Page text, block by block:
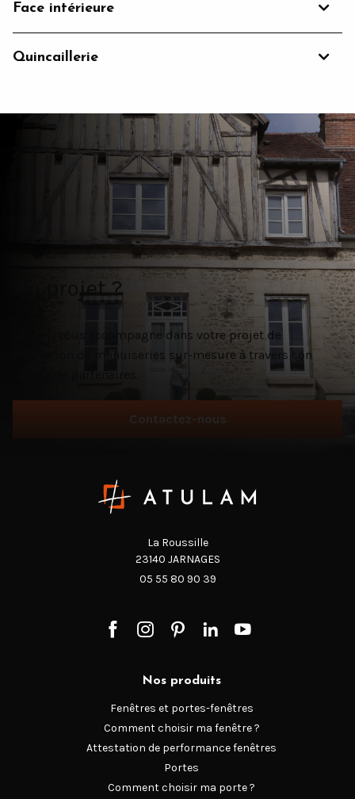
Face intérieure
Quincaillerie
Un projet ?
Atulam vous accompagne dans votre projet de
rénovation de menuiseries sur-mesure à travers son
Contactez-nous
La Roussille
23140 JARNAGES
05 55 80 90 39
Nos produits
Fenêtres et portes-fenêtres
Comment choisir ma fenêtre ?
Attestation de performance fenêtres
Portes
Comment choisir ma porte ?